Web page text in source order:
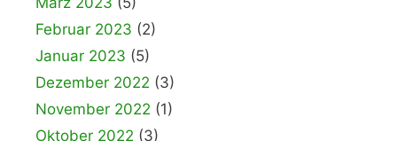
Februar 2023 (2)
Januar 2023 (5)
Dezember 2022 (3)
November 2022 (1)
Oktober 2022 (3)